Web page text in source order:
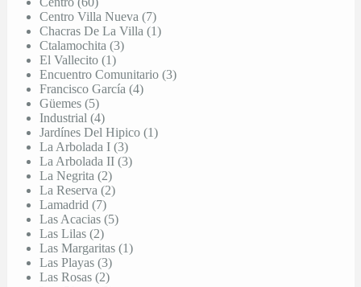
Centro Villa Nueva (7)
Chacras De La Villa (1)
Ctalamochita (3)
El Vallecito (1)
Encuentro Comunitario (3)
Francisco García (4)
Güemes (5)
Industrial (4)
Jardínes Del Hipico (1)
La Arbolada I (3)
La Arbolada II (3)
La Negrita (2)
La Reserva (2)
Lamadrid (7)
Las Acacias (5)
Las Lilas (2)
Las Margaritas (1)
Las Playas (3)
Las Rosas (2)